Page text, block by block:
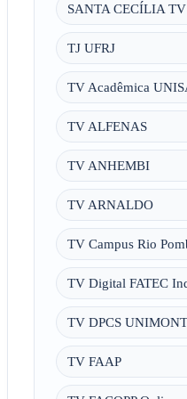
SANTA CECÍLIA TV
TJ UFRJ
TV Acadêmica
TV ALFENAS
TV ANHEMBI
TV ARNALDO
TV Campus Rio
TV Digital FATEC
TV DPCS
TV FAAP